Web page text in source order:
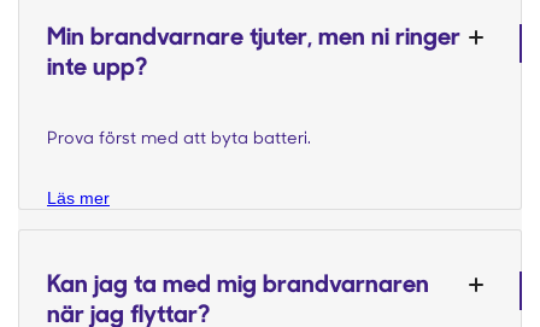
Min brandvarnare tjuter, men ni ringer
inte upp?
Prova först med att byta batteri.
Läs mer
Kan jag ta med mig brandvarnaren
när jag flyttar?